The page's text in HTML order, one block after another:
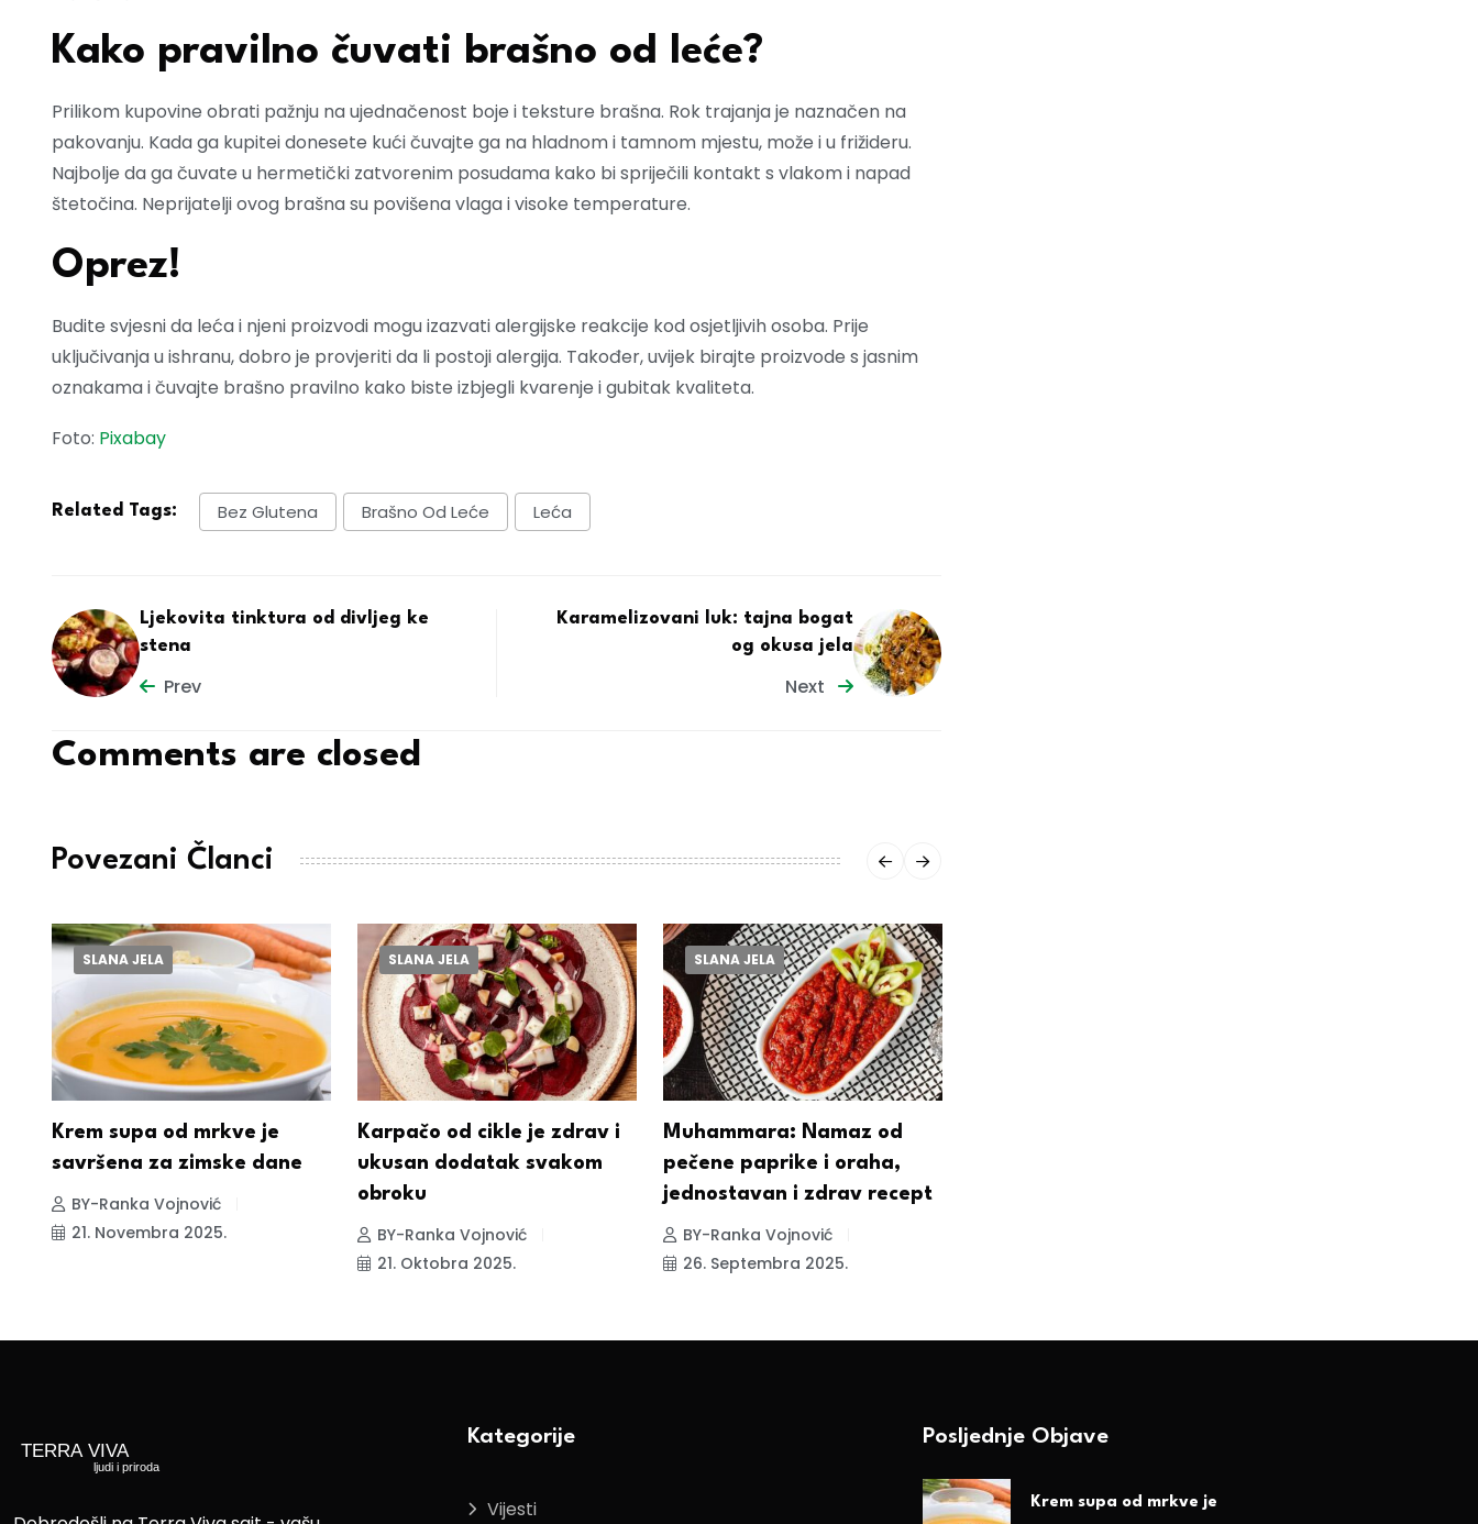
Kako pravilno čuvati brašno od leće?
Prilikom kupovine obrati pažnju na ujednačenost boje i teksture brašna. Rok trajanja je naznačen na
pakovanju. Kada ga kupitei donesete kući čuvajte ga na hladnom i tamnom mjestu, može i u frižideru.
Najbolje da ga čuvate u hermetički zatvorenim posudama kako bi spriječili kontakt s vlakom i napad
štetočina. Neprijatelji ovog brašna su povišena vlaga i visoke temperature.
Oprez!
Budite svjesni da leća i njeni proizvodi mogu izazvati alergijske reakcije kod osjetljivih osoba. Prije
uključivanja u ishranu, dobro je provjeriti da li postoji alergija. Također, uvijek birajte proizvode s jasnim
oznakama i čuvajte brašno pravilno kako biste izbjegli kvarenje i gubitak kvaliteta.
Foto: Pixabay
Related Tags: Bez Glutena Brašno Od Leće Leća
Ljekovita tinktura od divljeg ke
stena
Prev
Karamelizovani luk: tajna bogat
og okusa jela
Next
Comments are closed
Povezani Članci
SLANA JELA
Krem supa od mrkve je
savršena za zimske dane
BY-Ranka Vojnović
21. Novembra 2025.
SLANA JELA
Karpačo od cikle je zdrav i
ukusan dodatak svakom
obroku
BY-Ranka Vojnović
21. Oktobra 2025.
SLANA JELA
Muhammara: Namaz od
pečene paprike i oraha,
jednostavan i zdrav recept
BY-Ranka Vojnović
26. Septembra 2025.
Kategorije
Vijesti
Posljednje Objave
Krem supa od mrkve je